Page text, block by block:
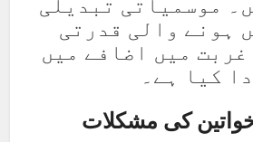
موسمیاتی تبدیلی
ہونے والی قدرتی
غربت میں اضافے میں
کیا ہے۔
کی مشکلات